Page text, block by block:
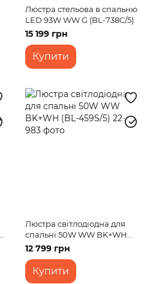
Люстра стельова в спальню
LED 93W WW G (BL-738C/5)
15 199 грн
Купити
Люстра світлодіодна для
спальні 50W WW BK+WH
(BL-459S/5)
12 799 грн
Купити